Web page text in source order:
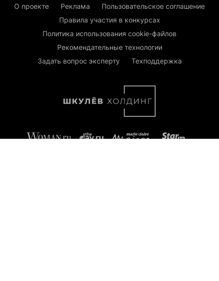
О проекте Реклама
Пользовательское соглашение
Правила участия в конкурсах
Политика использования cookie-файлов
Рекомендательные технологии
Задать вопрос эксперту
Техподдержка